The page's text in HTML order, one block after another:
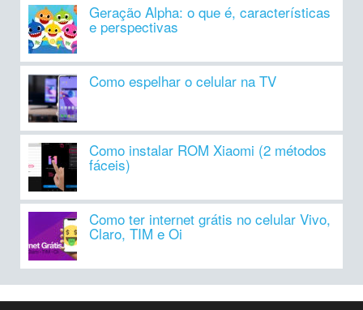
Geração Alpha: o que é, características
e perspectivas
Como espelhar o celular na TV
Como instalar ROM Xiaomi (2 métodos
fáceis)
Como ter internet grátis no celular Vivo,
Claro, TIM e Oi